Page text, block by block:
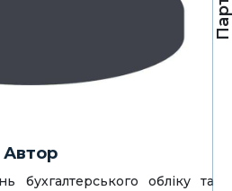
Автор
бухгалтерського обліку та